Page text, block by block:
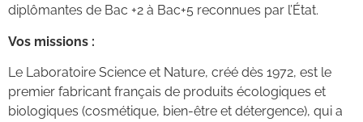
diplômantes de Bac +2 à Bac+5 reconnues par l’État.
Vos missions :
Le Laboratoire Science et Nature, créé dès 1972, est le
premier fabricant français de produits écologiques et
biologiques (cosmétique, bien-être et détergence), qui a